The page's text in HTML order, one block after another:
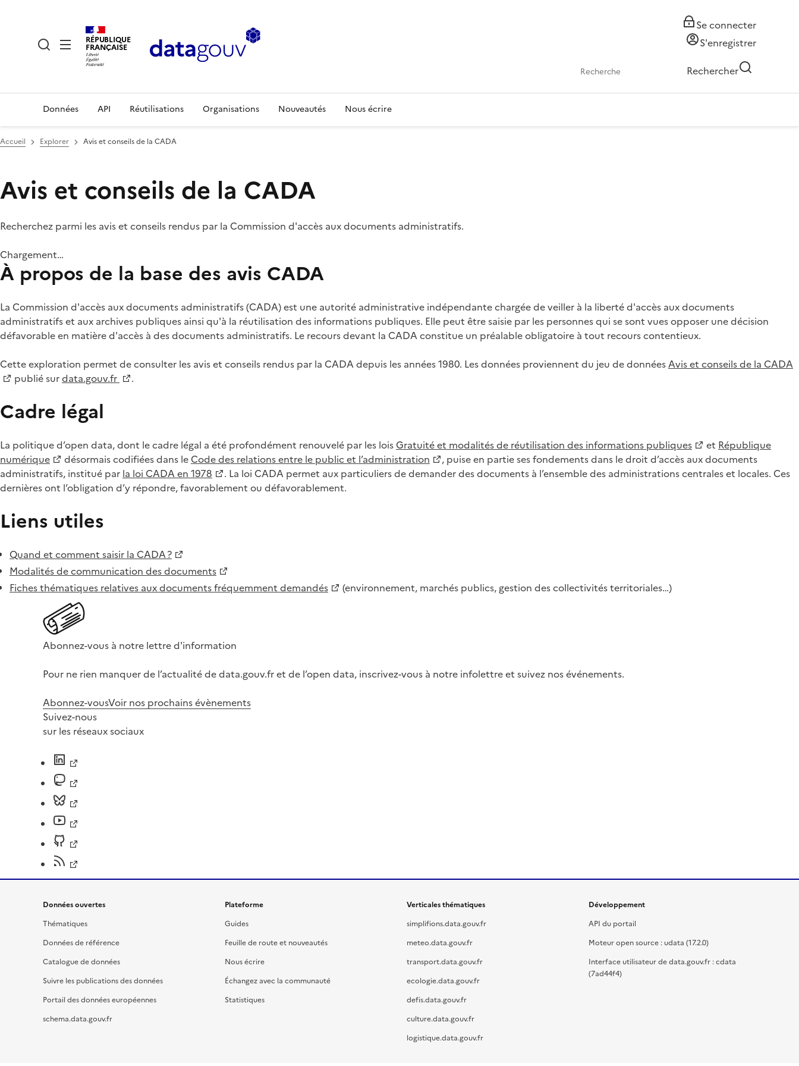
RÉPUBLIQUE
FRANÇAISE
Se connecter
S'enregistrer
Rechercher
Données API Réutilisations Organisations Nouveautés Nous écrire
Accueil Explorer Avis et conseils de la CADA
Avis et conseils de la CADA
Recherchez parmi les avis et conseils rendus par la Commission d'accès aux documents administratifs.
Chargement…
À propos de la base des avis CADA
La Commission d'accès aux documents administratifs (CADA) est une autorité administrative indépendante chargée de veiller à la liberté d'accès aux documents
administratifs et aux archives publiques ainsi qu'à la réutilisation des informations publiques. Elle peut être saisie par les personnes qui se sont vues opposer une décision
défavorable en matière d'accès à des documents administratifs. Le recours devant la CADA constitue un préalable obligatoire à tout recours contentieux.
Cette exploration permet de consulter les avis et conseils rendus par la CADA depuis les années 1980. Les données proviennent du jeu de donnéesAvis et conseils de la CADA
publié surdata.gouv.fr .
Cadre légal
La politique d’open data, dont le cadre légal a été profondément renouvelé par les loisGratuité et modalités de réutilisation des informations publiques et République
numérique
désormais codifiées dans le Code des relations entre le public et l’administration
, puise en partie ses fondements dans le droit d’accès aux documents
administratifs, institué par la loi CADA en 1978
. La loi CADA permet aux particuliers de demander des documents à l’ensemble des administrations centrales et locales. Ces
dernières ont l’obligation d’y répondre, favorablement ou défavorablement.
Liens utiles
Quand et comment saisir la CADA ?
Modalités de communication des documents
Fiches thématiques relatives aux documents fréquemment demandés
(environnement, marchés publics, gestion des collectivités territoriales…)
Abonnez-vous à notre lettre d'information
Pour ne rien manquer de l’actualité de data.gouv.fr et de l’open data, inscrivez-vous à notre infolettre et suivez nos événements.
Abonnez-vousVoir nos prochains évènements
Suivez-nous
sur les réseaux sociaux
Données ouvertes
Thématiques
Données de référence
Catalogue de données
Suivre les publications des données
Portail des données européennes
schema.data.gouv.fr
Plateforme
Guides
Feuille de route et nouveautés
Nous écrire
Échangez avec la communauté
Statistiques
Verticales thématiques
simplifions.data.gouv.fr
meteo.data.gouv.fr
transport.data.gouv.fr
ecologie.data.gouv.fr
defis.data.gouv.fr
culture.data.gouv.fr
logistique.data.gouv.fr
Développement
API du portail
Moteur open source : udata (17.2.0)
Interface utilisateur de data.gouv.fr : cdata
(7ad44f4)